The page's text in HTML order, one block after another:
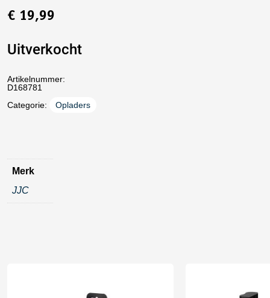
€ 19,99
Uitverkocht
Artikelnummer:
D168781
Categorie:
Opladers
Merk
JJC